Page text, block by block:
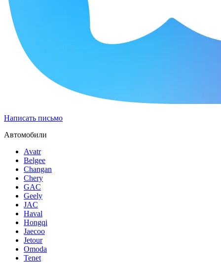
Написать письмо
Автомобили
Avatr
Belgee
Changan
Chery
GAC
Geely
JAC
Haval
Hongqi
Jaecoo
Jetour
Omoda
Tenet